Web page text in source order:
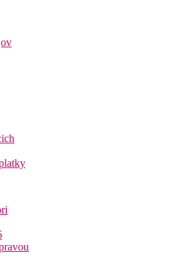
100 m
klimatizácia (hlavná sezóna)
nie je uvedené inak, majú izby
Superior:
prístelka formou poschodovej postele